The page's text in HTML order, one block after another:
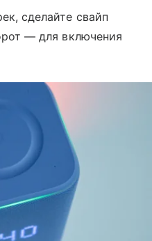
сделайте свайп
— для включения